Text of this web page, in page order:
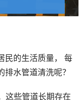
民的生活质量， 每
排水管道清洗呢？
这些管道长期存在